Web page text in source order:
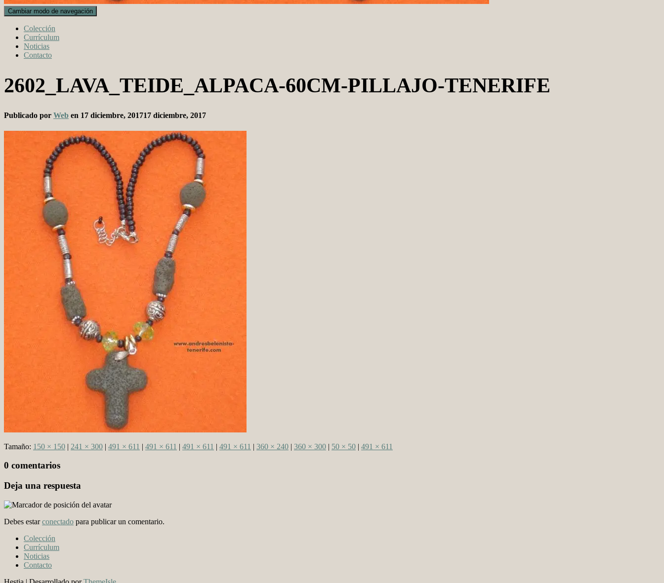
Cambiar modo de navegación
Colección
Currículum
Noticias
Contacto
2602_LAVA_TEIDE_ALPACA-60CM-PILLAJO-TENERIFE
Publicado por Web en 17 diciembre, 201717 diciembre, 2017
Tamaño: 150 × 150 | 241 × 300 | 491 × 611 | 491 × 611 | 491 × 611 | 491 × 611 | 360 × 240 | 360 × 300 | 50 × 50 | 491 × 611
0 comentarios
Deja una respuesta
Debes estarconectado para publicar un comentario.
Colección
Currículum
Noticias
Contacto